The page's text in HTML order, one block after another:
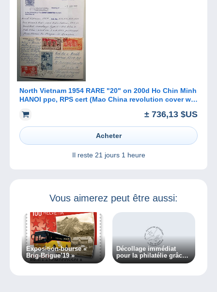
North Vietnam 1954 RARE "20" on 200d Ho Chin Minh
HANOI ppc, RPS cert (Mao China revolution cover war
± 736,13 $US
Acheter
Il reste 21 jours 1 heure
Vous aimerez peut être aussi:
Exposition-bourse «
Brig-Brigue’19 »
Décollage immédiat
pour la philatélie grâce à
l’exposition é-max